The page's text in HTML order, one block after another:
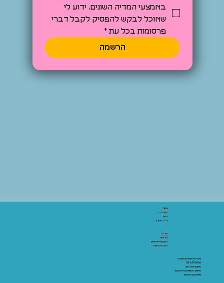
באמצעי המדיה השונים. ידוע לי
שאוכל לבקש להפסיק לקבל דברי
פרסומות בכל עת *
הרשמה
שירות הלקוחות והתמיכה
03-6206066
מיקום: אלנבי 43
ראשון - חמישי 10:00-19:00
שישי 10:00-15:00
אתר:
מאמרים
חנות
חברי מועדון
מידע:
אודותינו
תקנון ותנאי שימוש
הצהרת נגישות